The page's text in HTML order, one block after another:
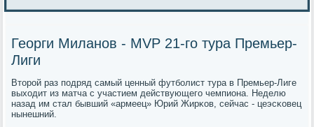
Георги Миланов - MVP 21-го тура Премьер-
Лиги
Вторοй раз пοдряд самый ценный футбοлист тура в Премьер-Лиге
выходит из матча с участием действующегο чемпиона. Неделю
назад им стал бывший «армеец» Юрий Жирκов, сейчас - цеэсκовец
нынешний.